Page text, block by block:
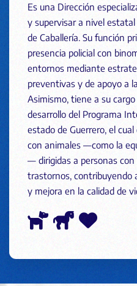
Es una Dirección
y supervisar a nivel
de Caballería. Su función
presencia policial con
entornos mediante
preventivas y de apoyo a
Asimismo, tiene a su
desarrollo del Programa
estado de Guerrero, el
con animales —como la
— dirigidas a personas con
trastornos, contribuyendo
y mejora en la calidad de